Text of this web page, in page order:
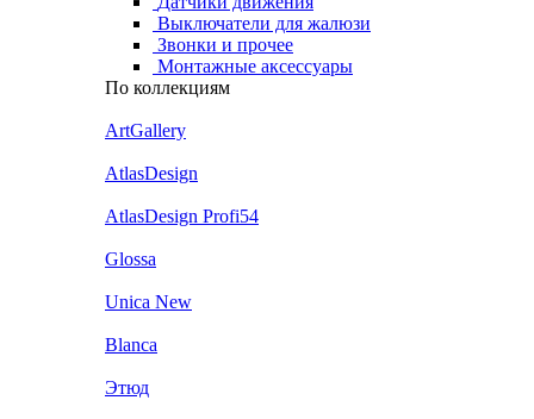
Выключатели для жалюзи
Звонки и прочее
Монтажные аксессуары
По коллекциям
ArtGallery
AtlasDesign
AtlasDesign Profi54
Glossa
Unica New
Blanca
Этюд